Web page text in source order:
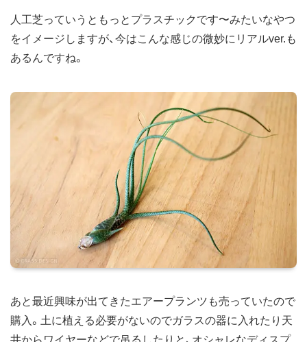
人工芝っていうともっとプラスチックです〜みたいなやつ
をイメージしますが、今はこんな感じの微妙にリアルver.も
あるんですね。
あと最近興味が出てきたエアープランツも売っていたので
購入。土に植える必要がないのでガラスの器に入れたり天